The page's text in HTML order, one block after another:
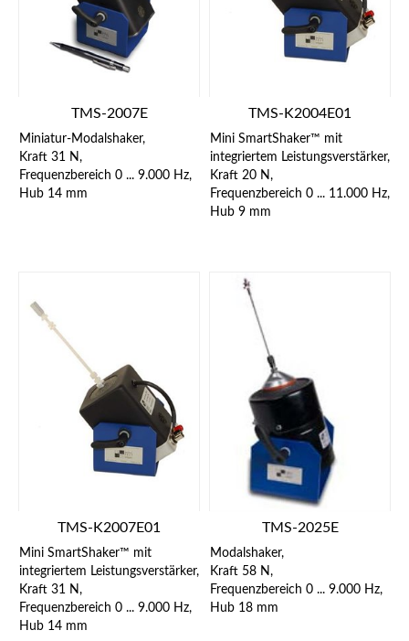
TMS-2007E
Miniatur-Modalshaker,
Kraft 31 N,
Frequenzbereich 0 ... 9.000 Hz,
Hub 14 mm
TMS-K2004E01
Mini SmartShaker™ mit
integriertem Leistungsverstärker,
Kraft 20 N,
Frequenzbereich 0 ... 11.000 Hz,
Hub 9 mm
TMS-K2007E01
Mini SmartShaker™ mit
integriertem Leistungsverstärker,
Kraft 31 N,
Frequenzbereich 0 ... 9.000 Hz,
Hub 14 mm
TMS-2025E
Modalshaker,
Kraft 58 N,
Frequenzbereich 0 ... 9.000 Hz,
Hub 18 mm